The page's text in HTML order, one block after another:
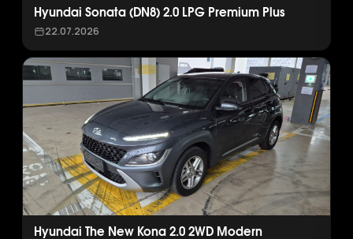
Hyundai Sonata (DN8) 2.0 LPG Premium Plus
22.07.2026
Hyundai The New Kona 2.0 2WD Modern